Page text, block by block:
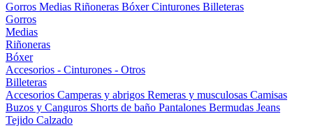
Gorros Medias Riñoneras BóxerCinturones Billeteras
Gorros
Medias
Riñoneras
Bóxer
Accesorios - Cinturones - Otros
Billeteras
Accesorios Camperas y abrigos Remeras y musculosas Camisas
Buzos y Canguros Shorts de baño Pantalones Bermudas Jeans
Tejido Calzado